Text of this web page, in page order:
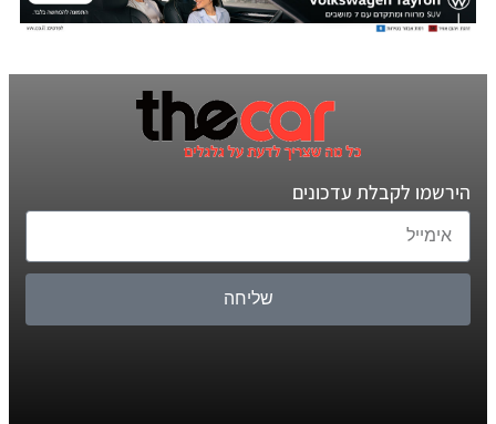
הירשמו לקבלת עדכונים
שליחה